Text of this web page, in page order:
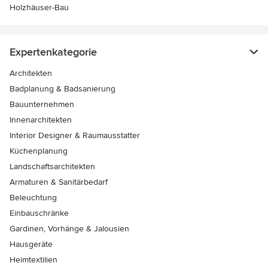
Holzhäuser-Bau
Expertenkategorie
Architekten
Badplanung & Badsanierung
Bauunternehmen
Innenarchitekten
Interior Designer & Raumausstatter
Küchenplanung
Landschaftsarchitekten
Armaturen & Sanitärbedarf
Beleuchtung
Einbauschränke
Gardinen, Vorhänge & Jalousien
Hausgeräte
Heimtextilien